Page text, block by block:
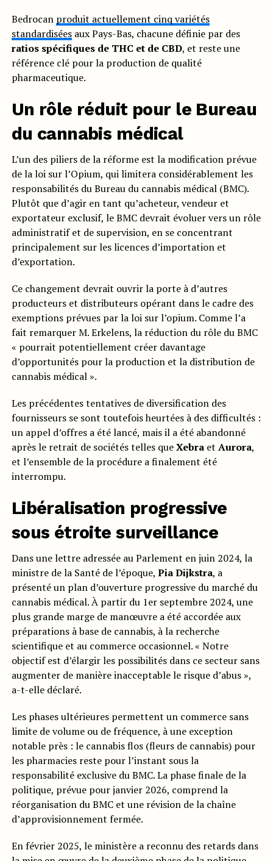
Bedrocan produit actuellement cinq variétés
standardiséesaux Pays-Bas, chacune définie par des
ratios spécifiques de THC et de CBD, et reste une
référence clé pour la production de qualité
pharmaceutique.
Un rôle réduit pour le Bureau
du cannabis médical
L’un des piliers de la réforme est la modification prévue
de la loi sur l’Opium, qui limitera considérablement les
responsabilités du Bureau du cannabis médical (BMC).
Plutôt que d’agir en tant qu’acheteur, vendeur et
exportateur exclusif, le BMC devrait évoluer vers un rôle
administratif et de supervision, en se concentrant
principalement sur les licences d’importation et
d’exportation.
Ce changement devrait ouvrir la porte à d’autres
producteurs et distributeurs opérant dans le cadre des
exemptions prévues par la loi sur l’opium. Comme l’a
fait remarquer M. Erkelens, la réduction du rôle du BMC
« pourrait potentiellement créer davantage
d’opportunités pour la production et la distribution de
cannabis médical ».
Les précédentes tentatives de diversification des
fournisseurs se sont toutefois heurtées à des difficultés :
un appel d’offres a été lancé, mais il a été abandonné
après le retrait de sociétés telles queXebraet Aurora,
et l’ensemble de la procédure a finalement été
interrompu.
Libéralisation progressive
sous étroite surveillance
Dans une lettre adressée au Parlement en juin 2024, la
ministre de la Santé de l’époque, Pia Dijkstra, a
présenté un plan d’ouverture progressive du marché du
cannabis médical. À partir du 1er septembre 2024, une
plus grande marge de manœuvre a été accordée aux
préparations à base de cannabis, à la recherche
scientifique et au commerce occasionnel. « Notre
objectif est d’élargir les possibilités dans ce secteur sans
augmenter de manière inacceptable le risque d’abus »,
a-t-elle déclaré.
Les phases ultérieures permettent un commerce sans
limite de volume ou de fréquence, à une exception
notable près : le cannabis flos (fleurs de cannabis) pour
les pharmacies reste pour l’instant sous la
responsabilité exclusive du BMC. La phase finale de la
politique, prévue pour janvier 2026, comprend la
réorganisation du BMC et une révision de la chaîne
d’approvisionnement fermée.
En février 2025, le ministère a reconnu des retards dans